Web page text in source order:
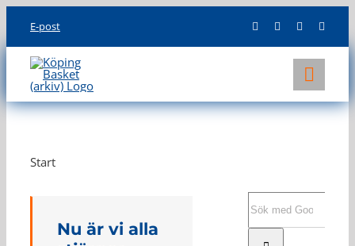
content
E-post
KLUBBEN
Start
Nu är vi alla